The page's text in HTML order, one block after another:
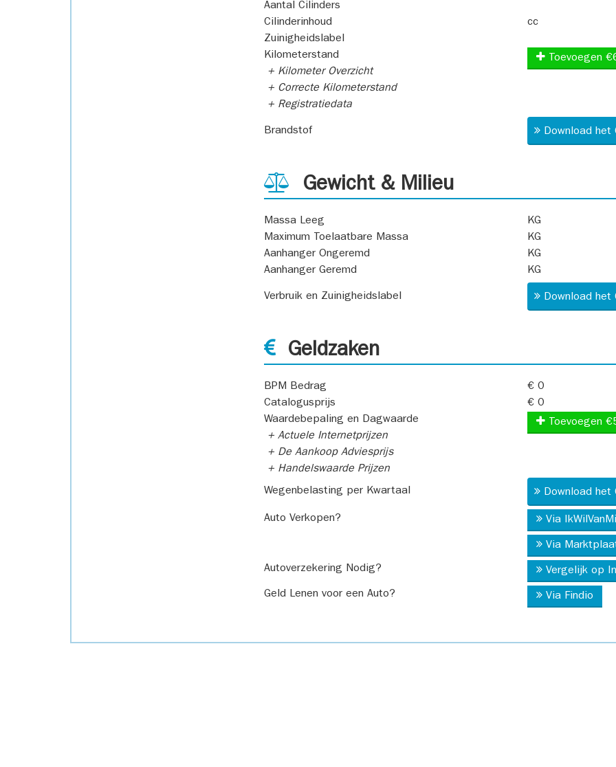
Aantal Cilinders
Cilinderinhoud
cc
Zuinigheidslabel
Kilometerstand
+ Kilometer Overzicht
+ Correcte Kilometerstand
+ Registratiedata
Toevoegen
Brandstof Download
Gewicht & Milieu
Massa Leeg
KG
Maximum Toelaatbare Massa
KG
Aanhanger Ongeremd
KG
Aanhanger Geremd
KG
Verbruik en Zuinigheidslabel Download
Geldzaken
BPM Bedrag
€ 0
Catalogusprijs
€ 0
Waardebepaling en Dagwaarde
+ Actuele Internetprijzen
+ De Aankoop Adviesprijs
+ Handelswaarde Prijzen
Toevoegen
Wegenbelasting per Kwartaal Download
Auto Verkopen? Via
Via
Autoverzekering Nodig? Vergelijk op
Geld Lenen voor een Auto? Via Findio